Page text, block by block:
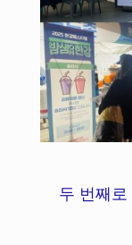
두 번째로